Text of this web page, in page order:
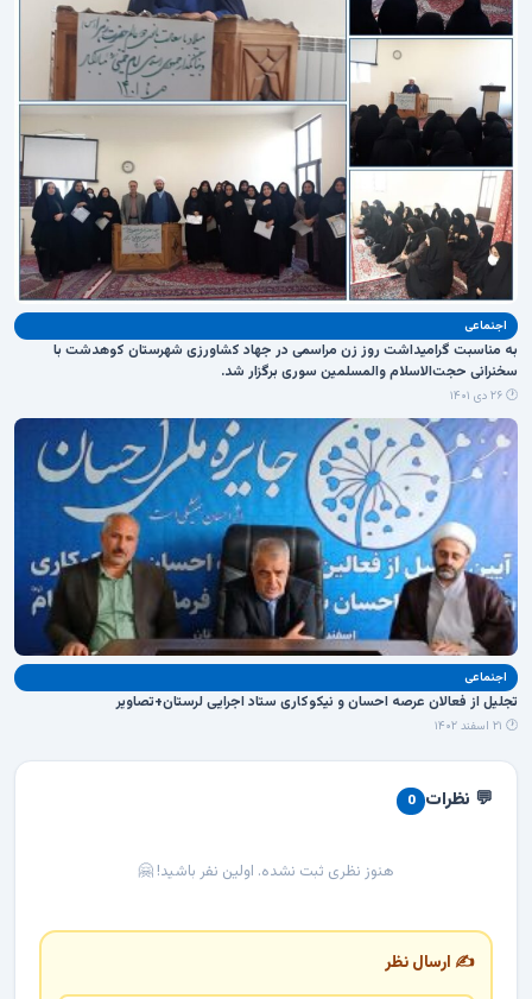
اجنماعی
به مناسبت گرامیداشت روز زن مراسمی در جهاد کشاورزی شهرستان‌ کوهدشت با
سخنرانی حجت‌الاسلام والمسلمین سوری برگزار شد.
🕐 ۲۶ دی ۱۴۰۱
اجنماعی
تجلیل از فعالان عرصه احسان و نیکوکاری ستاد اجرایی لرستان+تصاویر
🕐 ۲۱ اسفند ۱۴۰۲
💬 نظرات 0
هنوز نظری ثبت نشده. اولین نفر باشید! 🤗
✍️ ارسال نظر